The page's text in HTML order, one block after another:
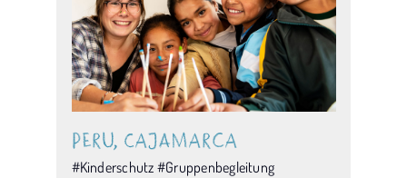
Peru, Cajamarca
#Kinderschutz #Gruppenbegleitung